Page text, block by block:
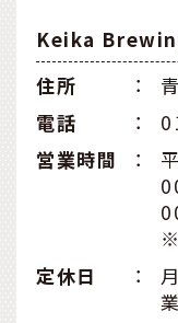
Keika
住所
：
電話
：
営業時間
：
定休日
：